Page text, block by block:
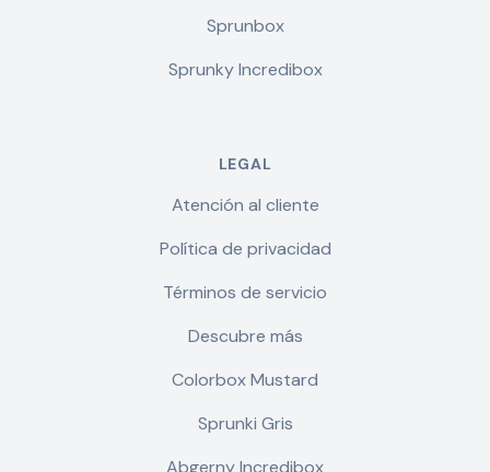
Sprunbox
Sprunky Incredibox
LEGAL
Atención al cliente
Política de privacidad
Términos de servicio
Descubre más
Colorbox Mustard
Sprunki Gris
Abgerny Incredibox